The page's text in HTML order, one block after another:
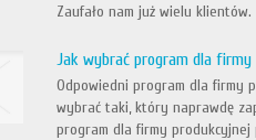
Zaufało nam już wielu klientów.
Jak wybrać program dla firmy
Odpowiedni program dla firmy
wybrać taki, który naprawdę
program dla firmy produkcyjnej